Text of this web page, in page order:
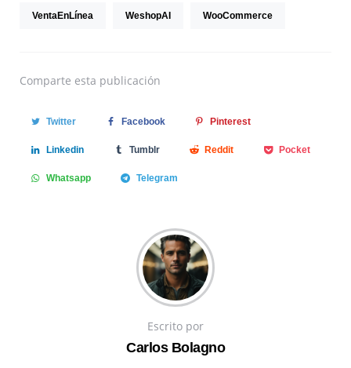
VentaEnLínea WeshopAI WooCommerce
Comparte esta publicación
Twitter Facebook Pinterest
Linkedin Tumblr Reddit Pocket
Whatsapp Telegram
Escrito por
Carlos Bolagno